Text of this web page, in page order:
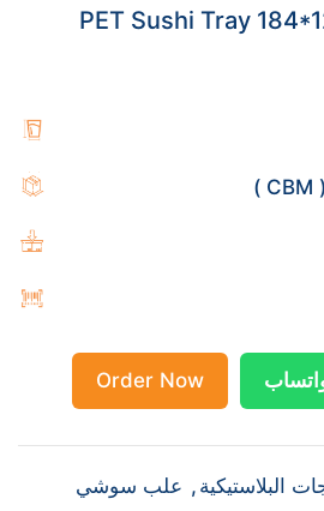
PET Sushi Tray
Order Now
البلاستيكية , علب سوشي